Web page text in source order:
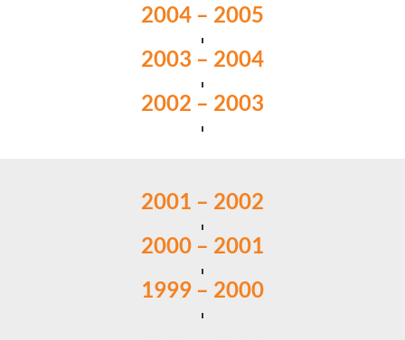
2004 – 2005
2003 – 2004
2002 – 2003
2001 – 2002
2000 – 2001
1999 – 2000